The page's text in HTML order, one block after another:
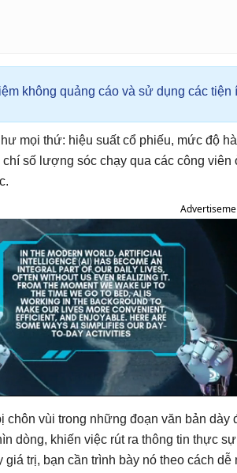
không quảng cáo và sử dụng các tiện
mọi thứ: hiệu suất cổ phiếu, mức độ
số lượng sóc chạy qua các công viên
vùi trong những đoạn văn bản dày
dòng, khiến việc rút ra thông tin thực
trị, bạn cần trình bày nó theo cách